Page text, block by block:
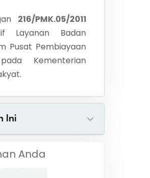
216/PMK.05/2011
Layanan Badan
Pusat Pembiayaan
Kementerian
Ini
Anda